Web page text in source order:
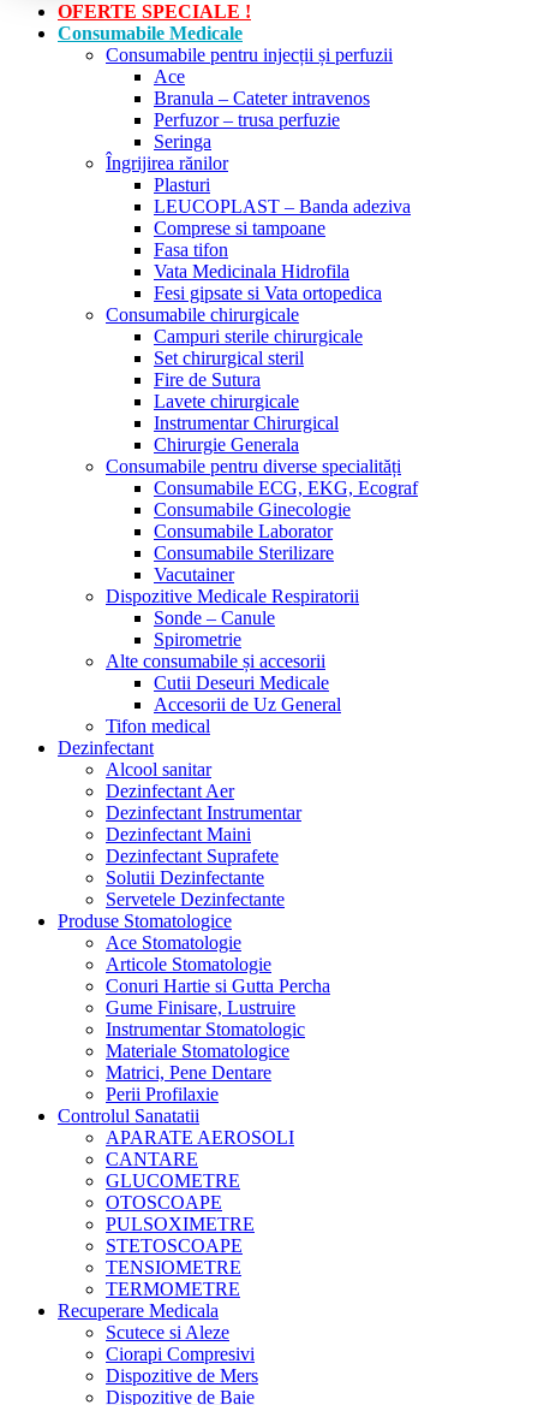
OFERTE SPECIALE !
Consumabile Medicale
Consumabile pentru injecții și perfuzii
Ace
Branula – Cateter intravenos
Perfuzor – trusa perfuzie
Seringa
Îngrijirea rănilor
Plasturi
LEUCOPLAST – Banda adeziva
Comprese si tampoane
Fasa tifon
Vata Medicinala Hidrofila
Fesi gipsate si Vata ortopedica
Consumabile chirurgicale
Campuri sterile chirurgicale
Set chirurgical steril
Fire de Sutura
Lavete chirurgicale
Instrumentar Chirurgical
Chirurgie Generala
Consumabile pentru diverse specialități
Consumabile ECG, EKG, Ecograf
Consumabile Ginecologie
Consumabile Laborator
Consumabile Sterilizare
Vacutainer
Dispozitive Medicale Respiratorii
Sonde – Canule
Spirometrie
Alte consumabile și accesorii
Cutii Deseuri Medicale
Accesorii de Uz General
Tifon medical
Dezinfectant
Alcool sanitar
Dezinfectant Aer
Dezinfectant Instrumentar
Dezinfectant Maini
Dezinfectant Suprafete
Solutii Dezinfectante
Servetele Dezinfectante
Produse Stomatologice
Ace Stomatologie
Articole Stomatologie
Conuri Hartie si Gutta Percha
Gume Finisare, Lustruire
Instrumentar Stomatologic
Materiale Stomatologice
Matrici, Pene Dentare
Perii Profilaxie
Controlul Sanatatii
APARATE AEROSOLI
CANTARE
GLUCOMETRE
OTOSCOAPE
PULSOXIMETRE
STETOSCOAPE
TENSIOMETRE
TERMOMETRE
Recuperare Medicala
Scutece si Aleze
Ciorapi Compresivi
Dispozitive de Mers
Dispozitive de Baie